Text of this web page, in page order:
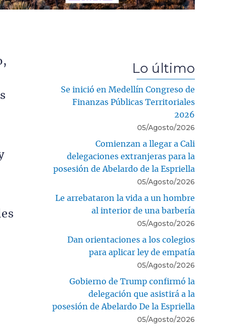
Lo último
Se inició en Medellín Congreso de
Finanzas Públicas Territoriales
2026
05/Agosto/2026
Comienzan a llegar a Cali
delegaciones extranjeras para la
posesión de Abelardo de la Espriella
05/Agosto/2026
Le arrebataron la vida a un hombre
al interior de una barbería
05/Agosto/2026
Dan orientaciones a los colegios
para aplicar ley de empatía
05/Agosto/2026
Gobierno de Trump confirmó la
delegación que asistirá a la
posesión de Abelardo De la Espriella
05/Agosto/2026